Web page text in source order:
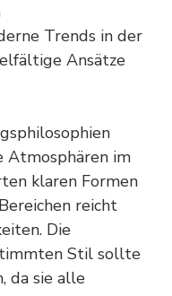
Trends in der
Ansätze
Atmosphären im
klaren Formen
reicht
Die
Stil sollte
da sie alle